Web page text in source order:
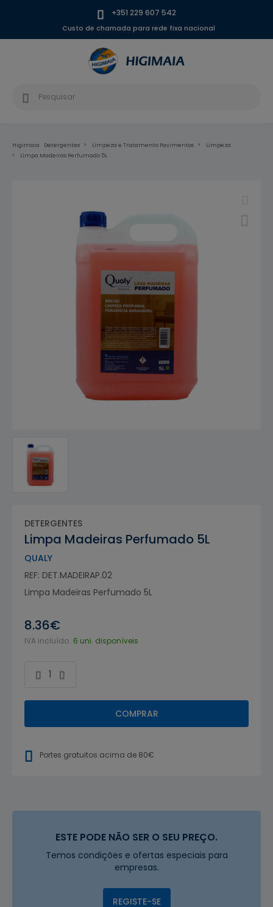
+351 229 607 542
Custo de chamada para rede fixa nacional
Higimaia Detergentes Limpeza e Tratamento Pavimentos
Limpeza
Limpa Madeiras Perfumado 5L
DETERGENTES
Limpa Madeiras Perfumado 5L
QUALY
REF: DET.MADEIRAP.02
Limpa Madeiras Perfumado 5L
8.36€
IVA incluído. 6 uni. disponíveis
COMPRAR
Portes gratuitos acima de 80€
ESTE PODE NÃO SER O SEU PREÇO.
Temos condições e ofertas especiais para
empresas.
REGISTE-SE